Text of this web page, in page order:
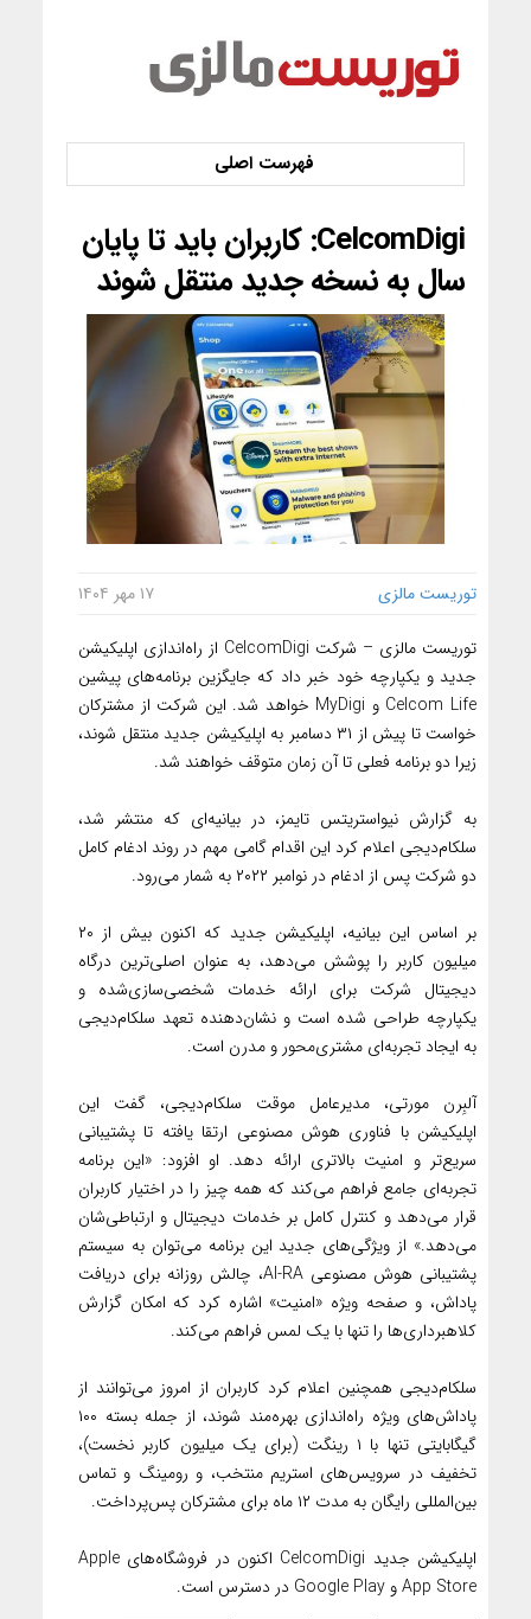
CelcomDigi: کاربران باید تا پایان
سال به نسخه جدید منتقل شوند
توریست مالزی ۱۷ مهر ۱۴۰۴
توریست مالزی – شرکت CelcomDigi از راه‌اندازی اپلیکیشن
جدید و یکپارچه خود خبر داد که جایگزین برنامه‌های پیشین
Celcom Life و MyDigi خواهد شد. این شرکت از مشترکان
خواست تا پیش از ۳۱ دسامبر به اپلیکیشن جدید منتقل شوند،
زیرا دو برنامه فعلی تا آن زمان متوقف خواهند شد.
به گزارش نیواستریتس تایمز، در بیانیه‌ای که منتشر شد،
سلکام‌دیجی اعلام کرد این اقدام گامی مهم در روند ادغام کامل
دو شرکت پس از ادغام در نوامبر ۲۰۲۲ به شمار می‌رود.
بر اساس این بیانیه، اپلیکیشن جدید که اکنون بیش از ۲۰
میلیون کاربر را پوشش می‌دهد، به عنوان اصلی‌ترین درگاه
دیجیتال شرکت برای ارائه خدمات شخصی‌سازی‌شده و
یکپارچه طراحی شده است و نشان‌دهنده تعهد سلکام‌دیجی
به ایجاد تجربه‌ای مشتری‌محور و مدرن است.
آلبِرن مورتی، مدیرعامل موقت سلکام‌دیجی، گفت این
اپلیکیشن با فناوری هوش مصنوعی ارتقا یافته تا پشتیبانی
سریع‌تر و امنیت بالاتری ارائه دهد. او افزود: «این برنامه
تجربه‌ای جامع فراهم می‌کند که همه چیز را در اختیار کاربران
قرار می‌دهد و کنترل کامل بر خدمات دیجیتال و ارتباطی‌شان
می‌دهد.» از ویژگی‌های جدید این برنامه می‌توان به سیستم
پشتیبانی هوش مصنوعی AI-RA، چالش روزانه برای دریافت
پاداش، و صفحه ویژه «امنیت» اشاره کرد که امکان گزارش
کلاهبرداری‌ها را تنها با یک لمس فراهم می‌کند.
سلکام‌دیجی همچنین اعلام کرد کاربران از امروز می‌توانند از
پاداش‌های ویژه راه‌اندازی بهره‌مند شوند، از جمله بسته ۱۰۰
گیگابایتی تنها با ۱ رینگت (برای یک میلیون کاربر نخست)،
تخفیف در سرویس‌های استریم منتخب، و رومینگ و تماس
بین‌المللی رایگان به مدت ۱۲ ماه برای مشترکان پس‌پرداخت.
اپلیکیشن جدید CelcomDigi اکنون در فروشگاه‌های Apple
App Store و Google Play در دسترس است.